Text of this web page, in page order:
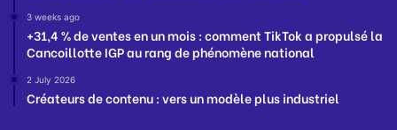
3 weeks ago
+31,4 % de ventes en un mois : comment TikTok a propulsé la
Cancoillotte IGP au rang de phénomène national
2 July 2026
Créateurs de contenu : vers un modèle plus industriel